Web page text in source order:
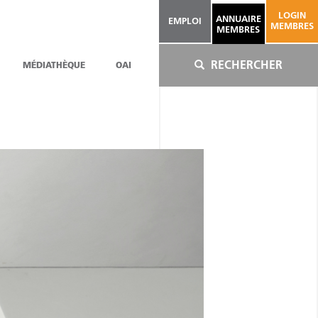
MÉDIATHÈQUE OAI
EMPLOI
ANNUAIRE
MEMBRES
LOGIN
MEMBRES
RECHERCHER